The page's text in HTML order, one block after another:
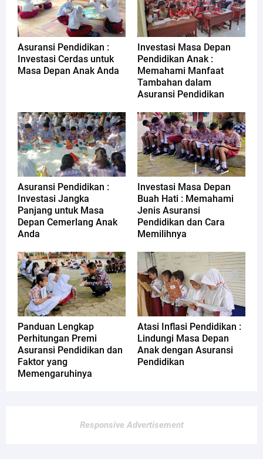
Asuransi Pendidikan :
Investasi Cerdas untuk
Masa Depan Anak Anda
Investasi Masa Depan
Pendidikan Anak :
Memahami Manfaat
Tambahan dalam
Asuransi Pendidikan
Asuransi Pendidikan :
Investasi Jangka
Panjang untuk Masa
Depan Cemerlang Anak
Anda
Investasi Masa Depan
Buah Hati : Memahami
Jenis Asuransi
Pendidikan dan Cara
Memilihnya
Panduan Lengkap
Perhitungan Premi
Asuransi Pendidikan dan
Faktor yang
Memengaruhinya
Atasi Inflasi Pendidikan :
Lindungi Masa Depan
Anak dengan Asuransi
Pendidikan
Responsive Advertisement